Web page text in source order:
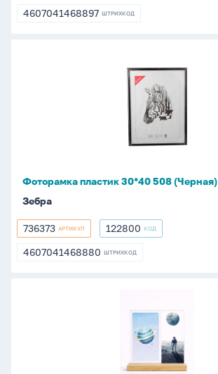
4607041468897
4607041468897 ШТРИХКОД
Фоторамка пластик 30*40 508 (Черная)
Зебра
736373
736373 АРТИКУЛ 122800
122800 КОД
4607041468880
4607041468880 ШТРИХКОД